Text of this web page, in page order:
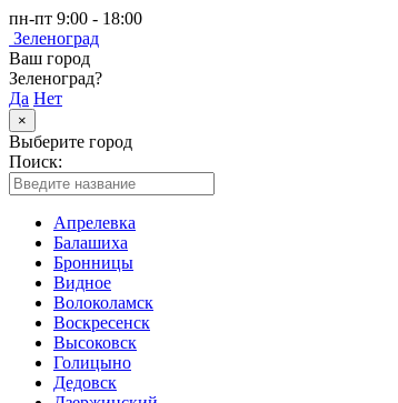
пн-пт 9:00 - 18:00
Зеленоград
Ваш город
Зеленоград?
Да Нет
×
Выберите город
Поиск:
Апрелевка
Балашиха
Бронницы
Видное
Волоколамск
Воскресенск
Высоковск
Голицыно
Дедовск